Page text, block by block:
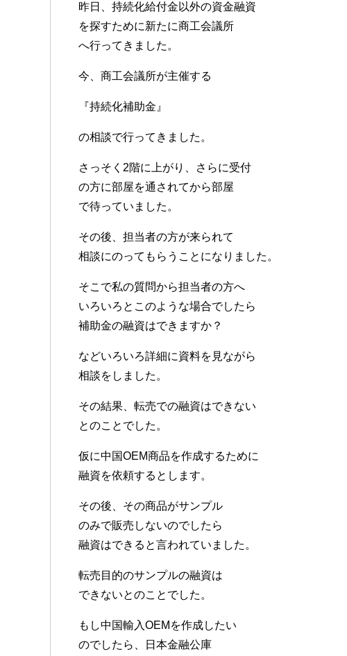
昨日、持続化給付金以外の資金融資
を探すために新たに商工会議所
へ行ってきました。
今、商工会議所が主催する
『持続化補助金』
の相談で行ってきました。
さっそく2階に上がり、さらに受付
の方に部屋を通されてから部屋
で待っていました。
その後、担当者の方が来られて
相談にのってもらうことになりました。
そこで私の質問から担当者の方へ
いろいろとこのような場合でしたら
補助金の融資はできますか？
などいろいろ詳細に資料を見ながら
相談をしました。
その結果、転売での融資はできない
とのことでした。
仮に中国OEM商品を作成するために
融資を依頼するとします。
その後、その商品がサンプル
のみで販売しないのでしたら
融資はできると言われていました。
転売目的のサンプルの融資は
できないとのことでした。
もし中国輸入OEMを作成したい
のでしたら、日本金融公庫